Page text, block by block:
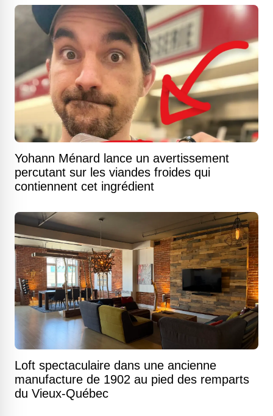
Yohann Ménard lance un avertissement
percutant sur les viandes froides qui
contiennent cet ingrédient
Loft spectaculaire dans une ancienne
manufacture de 1902 au pied des remparts
du Vieux-Québec